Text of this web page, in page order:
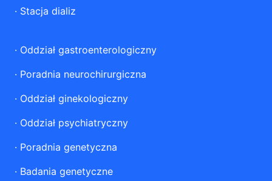
· Stacja dializ
· Oddział gastroenterologiczny
· Poradnia neurochirurgiczna
· Oddział ginekologiczny
· Oddział psychiatryczny
· Poradnia genetyczna
· Badania genetyczne